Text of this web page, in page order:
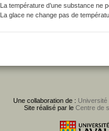
La température d’une substance ne
La glace ne change pas de
Une collaboration de : Université
Site réalisé par le Centre de